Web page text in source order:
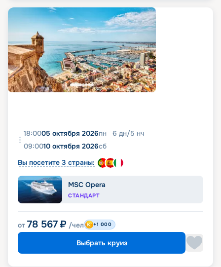
18:0005 октября 2026пн 6 дн/5 нч
09:0010 октября 2026сб
Вы посетите 3 страны:
MSC Opera
СТАНДАРТ
от 78 567 ₽ /чел +1 000
Выбрать круиз